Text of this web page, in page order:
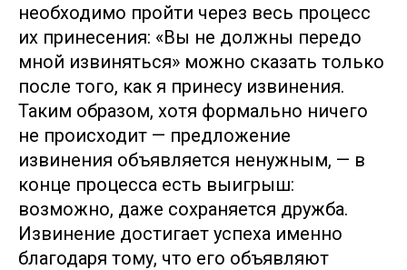
необходимо пройти через весь процесс
их принесения: «Вы не должны передо
мной извиняться» можно сказать только
после того, как я принесу извинения.
Таким образом, хотя формально ничего
не происходит — предложение
извинения объявляется ненужным, — в
конце процесса есть выигрыш:
возможно, даже сохраняется дружба.
Извинение достигает успеха именно
благодаря тому, что его объявляют